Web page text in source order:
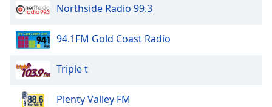
window.
Beginning
dialog
window.
Escape
Northside Radio 99.3
94.1FM Gold Coast Radio
Triple t
Plenty Valley FM